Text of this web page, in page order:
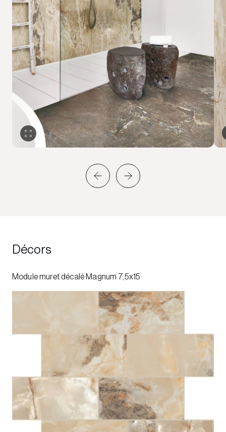
Décors
Module muret décalé Magnum 7,5x15